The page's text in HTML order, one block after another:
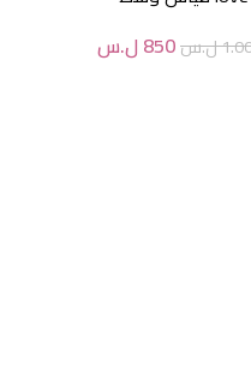
ل.س850 ل.س